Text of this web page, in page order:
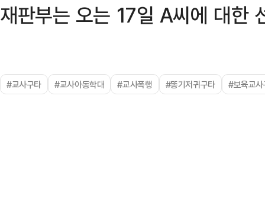
재판부는 오는 17일 A씨에 대한
#교사구타 #교사아동학대 #교사폭행 #똥기저귀구타 #보육교